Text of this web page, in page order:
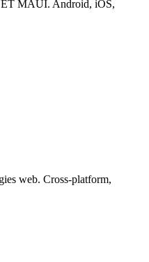
MAUI. Android, iOS,
web. Cross-platform,